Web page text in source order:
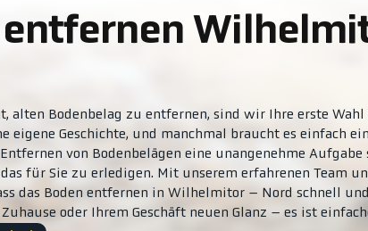
alten Bodenbelag zu entfernen, sind wir Ihre erste
eigene Geschichte, und manchmal braucht es einfach
von Bodenbelägen eine unangenehme Aufgabe
für Sie zu erledigen. Mit unserem erfahrenen Team
das Boden entfernen in Wilhelmitor – Nord schnell
oder Ihrem Geschäft neuen Glanz – es ist